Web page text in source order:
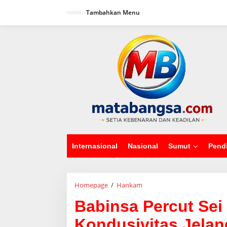
Tambahkan Menu
Internasional Nasional Sumut
Homepage / Hankam
b
n
Babinsa Percut